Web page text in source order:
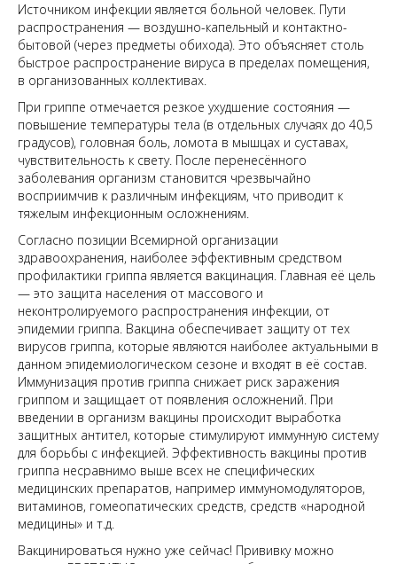
Источником инфекции является больной человек. Пути
распространения — воздушно-капельный и контактно-
бытовой (через предметы обихода). Это объясняет столь
быстрое распространение вируса в пределах помещения,
в организованных коллективах.
При гриппе отмечается резкое ухудшение состояния —
повышение температуры тела (в отдельных случаях до 40,5
градусов), головная боль, ломота в мышцах и суставах,
чувствительность к свету. После перенесённого
заболевания организм становится чрезвычайно
восприимчив к различным инфекциям, что приводит к
тяжелым инфекционным осложнениям.
Согласно позиции Всемирной организации
здравоохранения, наиболее эффективным средством
профилактики гриппа является вакцинация. Главная её цель
— это защита населения от массового и
неконтролируемого распространения инфекции, от
эпидемии гриппа. Вакцина обеспечивает защиту от тех
вирусов гриппа, которые являются наиболее актуальными в
данном эпидемиологическом сезоне и входят в её состав.
Иммунизация против гриппа снижает риск заражения
гриппом и защищает от появления осложнений. При
введении в организм вакцины происходит выработка
защитных антител, которые стимулируют иммунную систему
для борьбы с инфекцией. Эффективность вакцины против
гриппа несравнимо выше всех не специфических
медицинских препаратов, например иммуномодуляторов,
витаминов, гомеопатических средств, средств «народной
медицины» и т.д.
Вакцинироваться нужно уже сейчас! Прививку можно